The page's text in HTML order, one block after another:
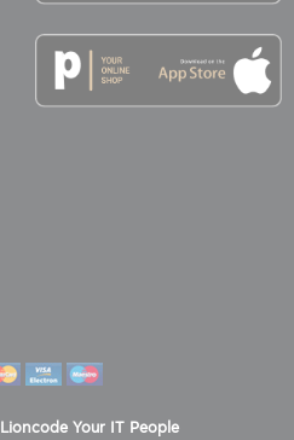
Lioncode Your IT People